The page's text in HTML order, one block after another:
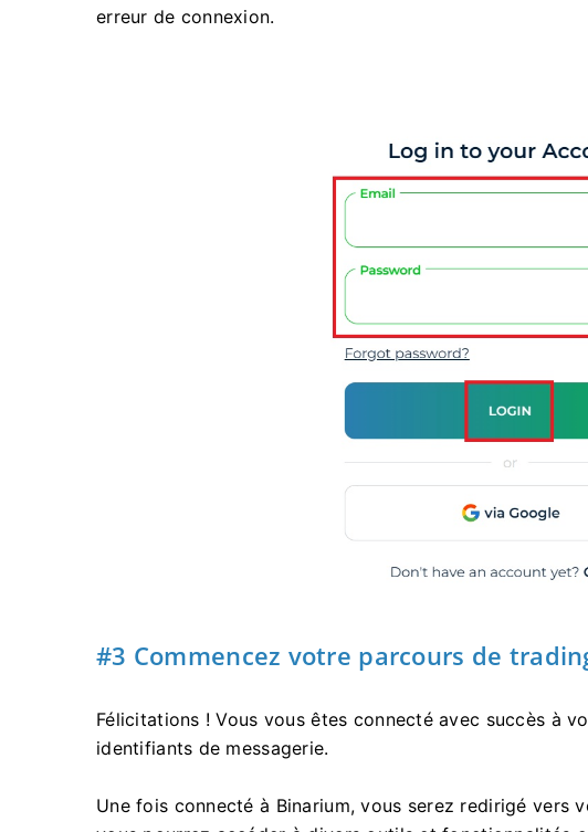
erreur de connexion.
#3 Commencez votre parcours de
Félicitations ! Vous vous êtes connecté avec succès à
identifiants de messagerie.
Une fois connecté à Binarium, vous serez redirigé vers